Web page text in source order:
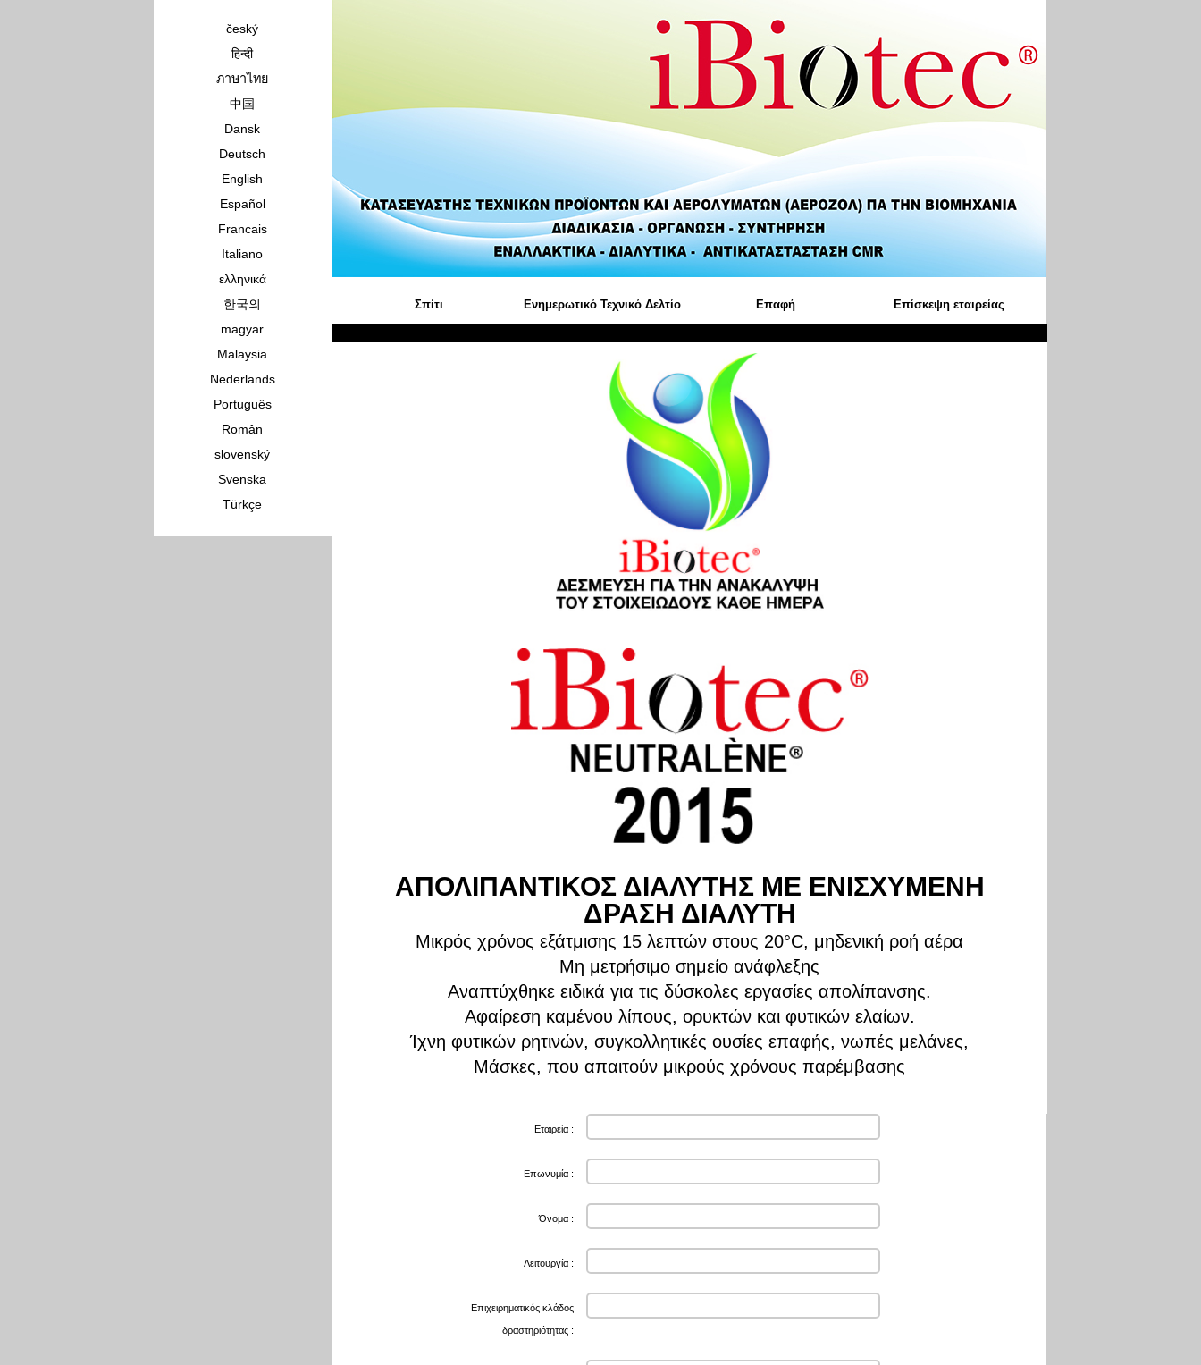
český
हिन्दी
ภาษาไทย
中国
Dansk
Deutsch
English
Español
Francais
Italiano
ελληνικά
한국의
magyar
Malaysia
Nederlands
Português
Român
slovenský
Svenska
Türkçe
Σπίτι Ενημερωτικό Τεχνικό Δελτίο Επαφή Επίσκεψη εταιρείας
ΑΠΟΛΙΠΑΝΤΙΚΟΣ ΔΙΑΛΥΤΗΣ ΜΕ ΕΝΙΣΧΥΜΕΝΗ
ΔΡΑΣΗ ΔΙΑΛΥΤΗ
Μικρός χρόνος εξάτμισης 15 λεπτών στους 20°C, μηδενική ροή αέρα
Μη μετρήσιμο σημείο ανάφλεξης
Αναπτύχθηκε ειδικά για τις δύσκολες εργασίες απολίπανσης.
Αφαίρεση καμένου λίπους, ορυκτών και φυτικών ελαίων.
Ίχνη φυτικών ρητινών, συγκολλητικές ουσίες επαφής, νωπές μελάνες,
Μάσκες, που απαιτούν μικρούς χρόνους παρέμβασης
Εταιρεία :
Επωνυμία :
Όνομα :
Λειτουργία :
Επιχειρηματικός κλάδος
δραστηριότητας :